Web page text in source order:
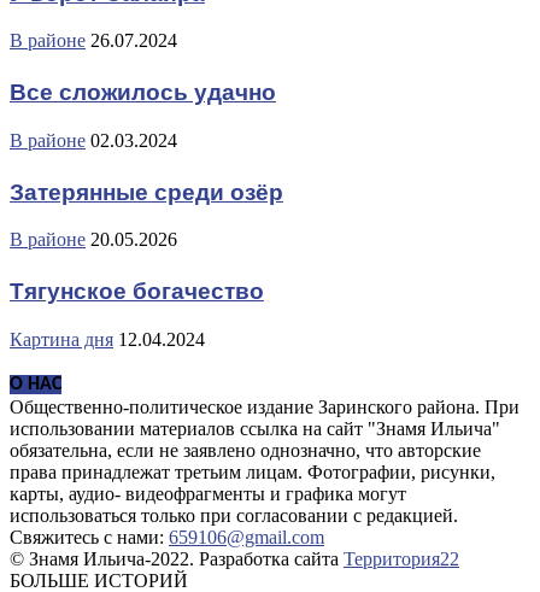
В районе 26.07.2024
Все сложилось удачно
В районе 02.03.2024
Затерянные среди озёр
В районе 20.05.2026
Тягунское богачество
Картина дня 12.04.2024
О НАС
Общественно-политическое издание Заринского района. При
использовании материалов ссылка на сайт "Знамя Ильича"
обязательна, если не заявлено однозначно, что авторские
права принадлежат третьим лицам. Фотографии, рисунки,
карты, аудио- видеофрагменты и графика могут
использоваться только при согласовании с редакцией.
Свяжитесь с нами: 659106@gmail.com
© Знамя Ильича-2022. Разработка сайта Территория22
БОЛЬШЕ ИСТОРИЙ